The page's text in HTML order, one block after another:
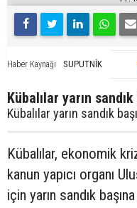
Haber Kaynağı SUPUTNİK
Kübalılar yarın
Kübalılar yarın sandık
Kübalılar, ekonomik
kanun yapıcı organı
için yarın sandık